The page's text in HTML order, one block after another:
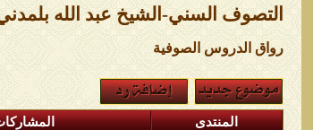
التصوف السني-الشيخ عبد الله
رواق الدروس الصوفية
المنتدى